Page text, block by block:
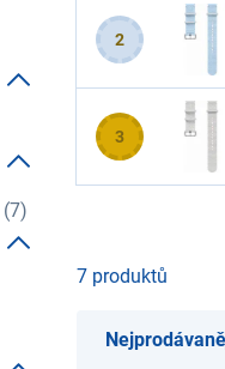
2
3
(7)
7 produktů